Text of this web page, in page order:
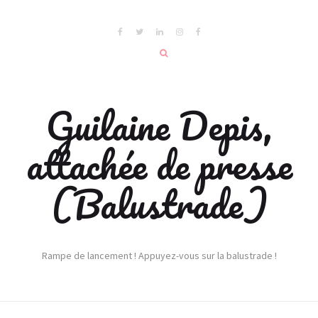
Guilaine Depis,
attachée de presse
(Balustrade)
Rampe de lancement ! Appuyez-vous sur la balustrade !